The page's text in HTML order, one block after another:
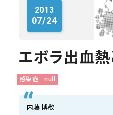
2013
07/24
エボラ出血
感染症 null
内藤 博敬